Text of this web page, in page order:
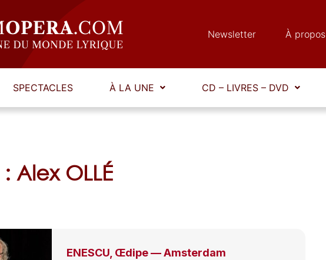
Newsletter À propos
SPECTACLES À LA UNE CD – LIVRES – DVD
Alex OLLÉ
ENESCU, Œdipe — Amsterdam